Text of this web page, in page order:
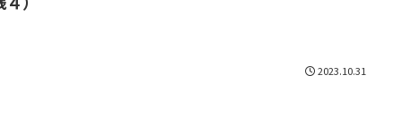
2023.10.31